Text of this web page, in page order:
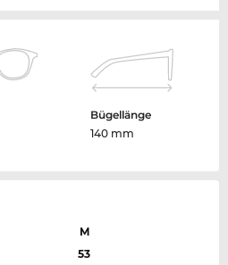
Bügellänge
140 mm
M
53